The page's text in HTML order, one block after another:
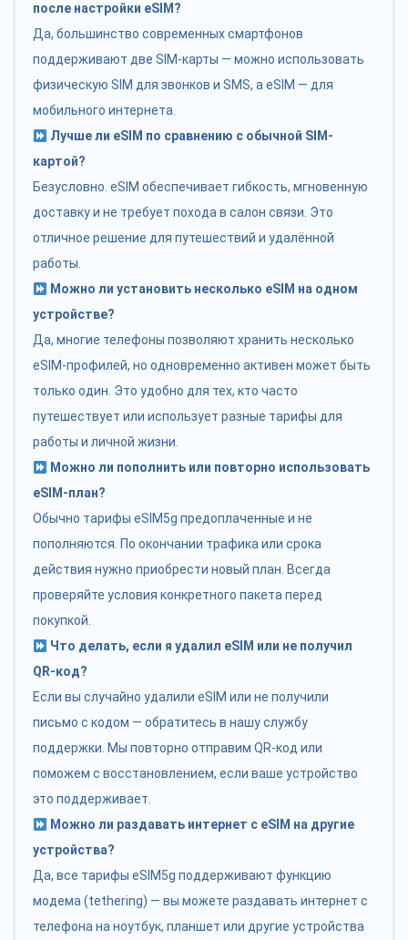
после настройки eSIM?
Да, большинство современных смартфонов
поддерживают две SIM-карты — можно использовать
физическую SIM для звонков и SMS, а eSIM — для
мобильного интернета.
Лучше ли eSIM по сравнению с обычной SIM-
картой?
Безусловно. eSIM обеспечивает гибкость, мгновенную
доставку и не требует похода в салон связи. Это
отличное решение для путешествий и удалённой
работы.
Можно ли установить несколько eSIM на одном
устройстве?
Да, многие телефоны позволяют хранить несколько
eSIM-профилей, но одновременно активен может быть
только один. Это удобно для тех, кто часто
путешествует или использует разные тарифы для
работы и личной жизни.
Можно ли пополнить или повторно использовать
eSIM-план?
Обычно тарифы eSIM5g предоплаченные и не
пополняются. По окончании трафика или срока
действия нужно приобрести новый план. Всегда
проверяйте условия конкретного пакета перед
покупкой.
Что делать, если я удалил eSIM или не получил
QR-код?
Если вы случайно удалили eSIM или не получили
письмо с кодом — обратитесь в нашу службу
поддержки. Мы повторно отправим QR-код или
поможем с восстановлением, если ваше устройство
это поддерживает.
Можно ли раздавать интернет с eSIM на другие
устройства?
Да, все тарифы eSIM5g поддерживают функцию
модема (tethering) — вы можете раздавать интернет с
телефона на ноутбук, планшет или другие устройства